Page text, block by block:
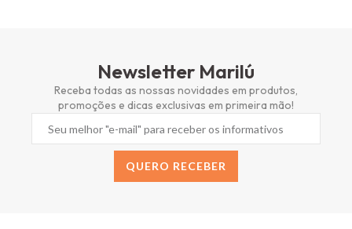
Newsletter Marilú
Receba todas as nossas novidades em produtos,
promoções e dicas exclusivas em primeira mão!
QUERO RECEBER